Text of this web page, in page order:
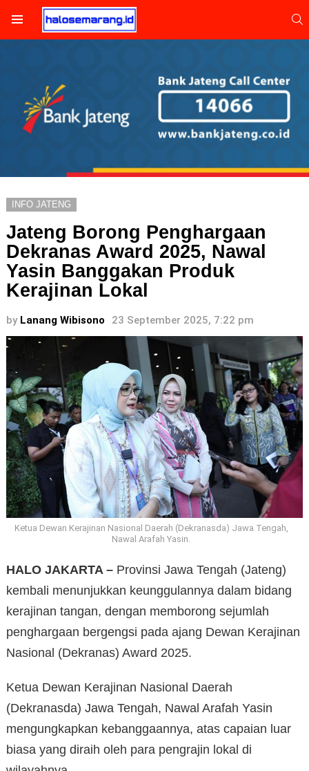
INFO JATENG
Jateng Borong Penghargaan
Dekranas Award 2025, Nawal
Yasin Banggakan Produk
Kerajinan Lokal
by Lanang Wibisono 23 September 2025, 7:22 pm
Ketua Dewan Kerajinan Nasional Daerah (Dekranasda) Jawa Tengah,
Nawal Arafah Yasin.
HALO JAKARTA – Provinsi Jawa Tengah (Jateng)
kembali menunjukkan keunggulannya dalam bidang
kerajinan tangan, dengan memborong sejumlah
penghargaan bergengsi pada ajang Dewan Kerajinan
Nasional (Dekranas) Award 2025.
Ketua Dewan Kerajinan Nasional Daerah
(Dekranasda) Jawa Tengah, Nawal Arafah Yasin
mengungkapkan kebanggaannya, atas capaian luar
biasa yang diraih oleh para pengrajin lokal di